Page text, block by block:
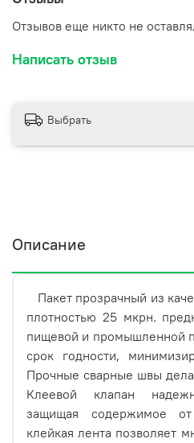
Высота с клапаном 260 мм.;
Отзывов еще никто не
Написать отзыв
Выбрать
Описание
Пакет прозрачный из
плотностью 25 мкрн.
пищевой и промышленной
срок годности,
Прочные сварные швы
Клеевой клапан
защищая содержимое
клейкая лента позволяет